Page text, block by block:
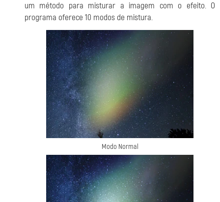
um método para misturar a imagem com o efeito. O
programa oferece 10 modos de mistura.
Modo Normal